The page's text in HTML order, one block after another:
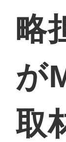
略
が
取